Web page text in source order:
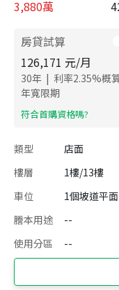
3,880萬
房貸試算
126,171 元/月
30年 | 利率2.35%概
年寬限期
​符合首購資格嗎?
類型 店面
樓層
1樓/13樓
車位
1個坡道平面
謄本用途
--
使用分區
--